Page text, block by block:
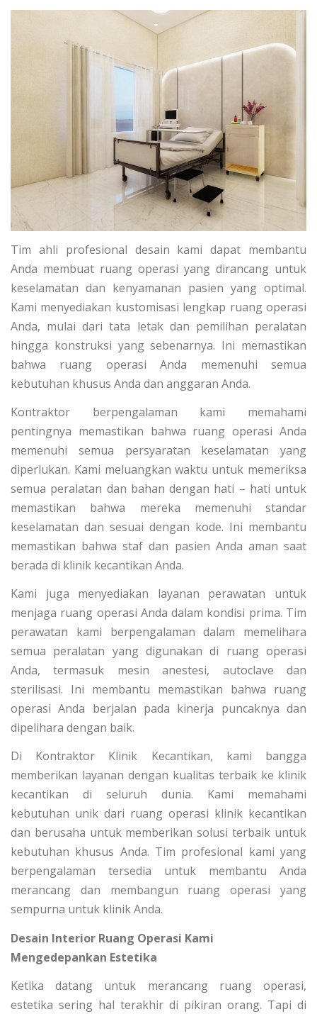
Tim ahli profesional desain kami dapat membantu
Anda membuat ruang operasi yang dirancang untuk
keselamatan dan kenyamanan pasien yang optimal.
Kami menyediakan kustomisasi lengkap ruang operasi
Anda, mulai dari tata letak dan pemilihan peralatan
hingga konstruksi yang sebenarnya. Ini memastikan
bahwa ruang operasi Anda memenuhi semua
kebutuhan khusus Anda dan anggaran Anda.
Kontraktor berpengalaman kami memahami
pentingnya memastikan bahwa ruang operasi Anda
memenuhi semua persyaratan keselamatan yang
diperlukan. Kami meluangkan waktu untuk memeriksa
semua peralatan dan bahan dengan hati – hati untuk
memastikan bahwa mereka memenuhi standar
keselamatan dan sesuai dengan kode. Ini membantu
memastikan bahwa staf dan pasien Anda aman saat
berada di klinik kecantikan Anda.
Kami juga menyediakan layanan perawatan untuk
menjaga ruang operasi Anda dalam kondisi prima. Tim
perawatan kami berpengalaman dalam memelihara
semua peralatan yang digunakan di ruang operasi
Anda, termasuk mesin anestesi, autoclave dan
sterilisasi. Ini membantu memastikan bahwa ruang
operasi Anda berjalan pada kinerja puncaknya dan
dipelihara dengan baik.
Di Kontraktor Klinik Kecantikan, kami bangga
memberikan layanan dengan kualitas terbaik ke klinik
kecantikan di seluruh dunia. Kami memahami
kebutuhan unik dari ruang operasi klinik kecantikan
dan berusaha untuk memberikan solusi terbaik untuk
kebutuhan khusus Anda. Tim profesional kami yang
berpengalaman tersedia untuk membantu Anda
merancang dan membangun ruang operasi yang
sempurna untuk klinik Anda.
Desain Interior Ruang Operasi Kami
Mengedepankan Estetika
Ketika datang untuk merancang ruang operasi,
estetika sering hal terakhir di pikiran orang. Tapi di